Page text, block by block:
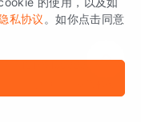
，核心平台为 GrowingIO
私协议 。如你点击同意